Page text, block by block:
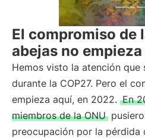
El compromiso de
abejas no
Hemos visto la atención que
durante la COP27. Pero el
empieza aquí, en 2022. En
miembros de la ONU
preocupación por la pérdida